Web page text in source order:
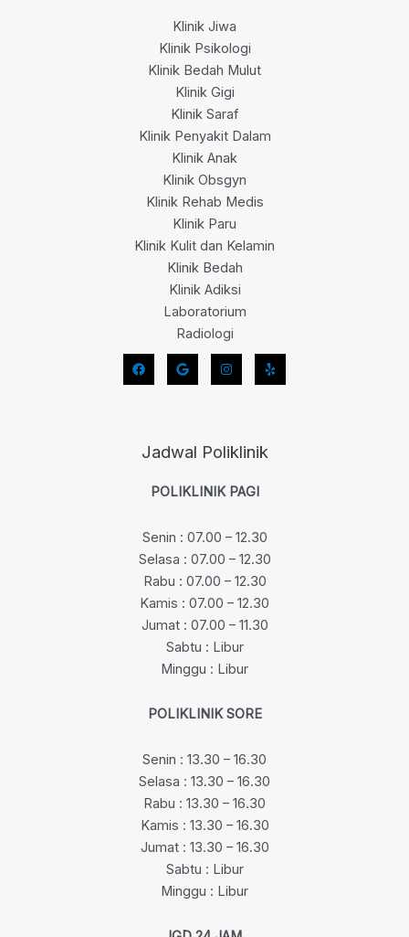
Klinik Jiwa
Klinik Psikologi
Klinik Bedah Mulut
Klinik Gigi
Klinik Saraf
Klinik Penyakit Dalam
Klinik Anak
Klinik Obsgyn
Klinik Rehab Medis
Klinik Paru
Klinik Kulit dan Kelamin
Klinik Bedah
Klinik Adiksi
Laboratorium
Radiologi
Jadwal Poliklinik
POLIKLINIK PAGI
Senin : 07.00 – 12.30
Selasa : 07.00 – 12.30
Rabu : 07.00 – 12.30
Kamis : 07.00 – 12.30
Jumat : 07.00 – 11.30
Sabtu : Libur
Minggu : Libur
POLIKLINIK SORE
Senin : 13.30 – 16.30
Selasa : 13.30 – 16.30
Rabu : 13.30 – 16.30
Kamis : 13.30 – 16.30
Jumat : 13.30 – 16.30
Sabtu : Libur
Minggu : Libur